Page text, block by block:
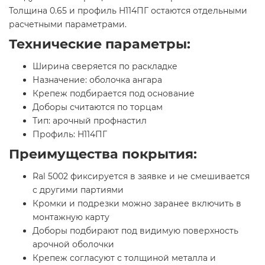
Толщина 0.65 и профиль H114ПГ остаются отдельными
расчетными параметрами.
Технические параметры:
Ширина сверяется по раскладке
Назначение: оболочка ангара
Крепеж подбирается под основание
Доборы считаются по торцам
Тип: арочный профнастил
Профиль: H114ПГ
Преимущества покрытия:
Ral 5002 фиксируется в заявке и не смешивается
с другими партиями
Кромки и подрезки можно заранее включить в
монтажную карту
Доборы подбирают под видимую поверхность
арочной оболочки
Крепеж согласуют с толщиной металла и